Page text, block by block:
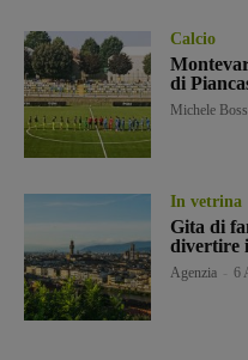
Calcio
di
Michele
In vetrina
Gita di
divertire
Agenzia 6